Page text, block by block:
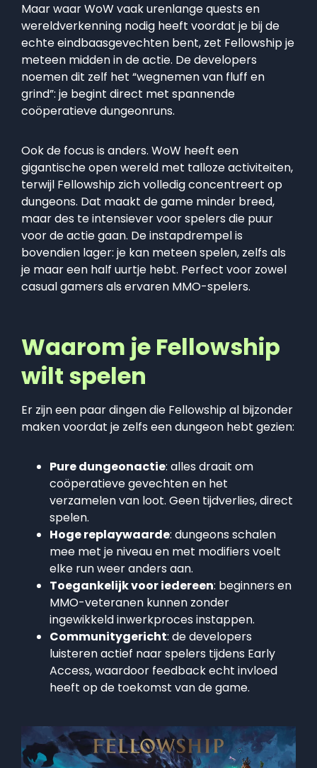
Maar waar WoW vaak urenlange quests en
wereldverkenning nodig heeft voordat je bij de
echte eindbaasgevechten bent, zet Fellowship je
meteen midden in de actie. De developers
noemen dit zelf het “wegnemen van fluff en
grind”: je begint direct met spannende
coöperatieve dungeonruns.
Ook de focus is anders. WoW heeft een
gigantische open wereld met talloze activiteiten,
terwijl Fellowship zich volledig concentreert op
dungeons. Dat maakt de game minder breed,
maar des te intensiever voor spelers die puur
voor de actie gaan. De instapdrempel is
bovendien lager: je kan meteen spelen, zelfs als
je maar een half uurtje hebt. Perfect voor zowel
casual gamers als ervaren MMO-spelers.
Waarom je Fellowship
wilt spelen
Er zijn een paar dingen die Fellowship al bijzonder
maken voordat je zelfs een dungeon hebt gezien:
Pure dungeonactie: alles draait om
coöperatieve gevechten en het
verzamelen van loot. Geen tijdverlies, direct
spelen.
Hoge replaywaarde: dungeons schalen
mee met je niveau en met modifiers voelt
elke run weer anders aan.
Toegankelijk voor iedereen: beginners en
MMO-veteranen kunnen zonder
ingewikkeld inwerkproces instappen.
Communitygericht: de developers
luisteren actief naar spelers tijdens Early
Access, waardoor feedback echt invloed
heeft op de toekomst van de game.